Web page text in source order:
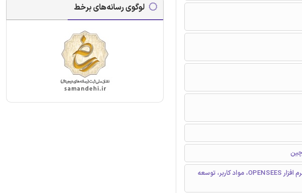
بتن محصور شده توسط FRP، مدل ساختاری، نرم افزار OPENSEES، مواد کاربر، توسعه
لوگوی رسانه‌های برخط